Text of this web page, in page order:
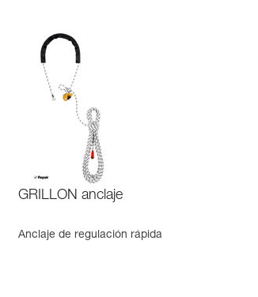
GRILLON anclaje
Anclaje de regulación rápida